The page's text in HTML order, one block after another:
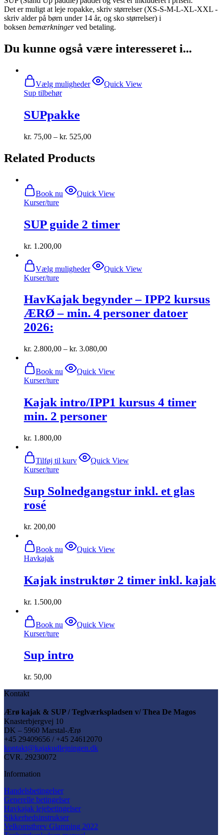
Det er muligt at leje ropakke, skriv størrelser (XS-S-M-L-XL-XXL -
skriv alder på børn under 14 år, og sko størrelser) i
boksen bemærkningerved betaling.
Du kunne også være interesseret i...
Vælg muligheder
Dette
vare
varesiden
Quick View
Sup tilbehør
SUPpakke
kr. 75,00 – kr. 525,00
Related Products
Book nu
Quick View
Kurser/ture
SUP guide 2 timer
kr. 1.200,00
Vælg muligheder
Dette
vare
varianter.
Mulighederne
kan
Quick View
Kurser/ture
HavKajak begynder – IPP2 kursus
ÆRØ – min. 4 personer datoer
2026:
kr. 2.800,00 – kr. 3.080,00
Book nu
Quick View
Kurser/ture
Kajak intro/IPP1 kursus 4 timer
min. 2 personer
kr. 1.800,00
Tilføj til kurv
Quick View
Kurser/ture
Sup Solnedgangstur inkl. et glas
rosé
kr. 200,00
Book nu
Quick View
Havkajak
Kajak instruktør 2 timer inkl. kajak
kr. 1.500,00
Book nu
Quick View
Kurser/ture
Sup intro
kr. 50,00
Kontakt
Ærø kajak & SUP / Teglværkspladsen v/ Thea De Magos
Knasterbjergvej 10
DK – 5960 Marstal-Ærø
+45 29409656 / +45 24612070
kontakt@kajakudlejningen.dk
CVR. 29230072
Information
Handelsbetingelser
Generelle betingelser
Havkajak lejebetingelser
Sikkerhedsinstrukser
Velkomstbrev Glamping 2022